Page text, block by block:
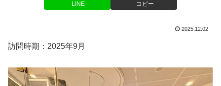
LINE コピー
2025.12.02
訪問時期：2025年9月